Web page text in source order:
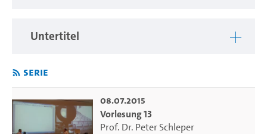
Untertitel
Serie
08.07.2015
Vorlesung 13
Prof. Dr. Peter Schleper